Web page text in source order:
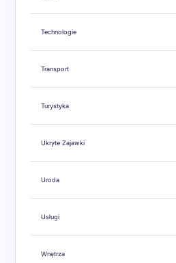
Technologie
Transport
Turystyka
Ukryte Zajawki
Uroda
Usługi
Wnętrza